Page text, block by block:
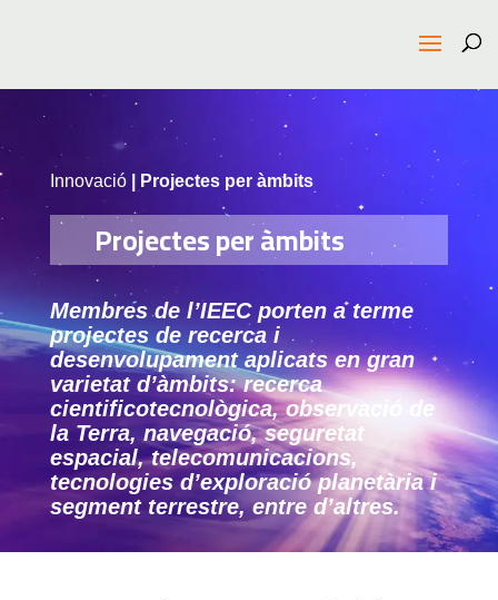
Innovació| Projectes per àmbits
Projectes per àmbits
Membres de l’IEEC porten a terme
projectes de recerca i
desenvolupament aplicats en gran
varietat d’àmbits: recerca
cientificotecnològica, observació de
la Terra, navegació, seguretat
espacial, telecomunicacions,
tecnologies d’exploració planetària i
segment terrestre, entre d’altres.